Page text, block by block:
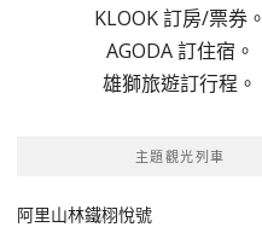
KLOOK 訂房/票券。
AGODA 訂住宿。
雄獅旅遊訂行程。
主題觀光列車
阿里山林鐵栩悅號